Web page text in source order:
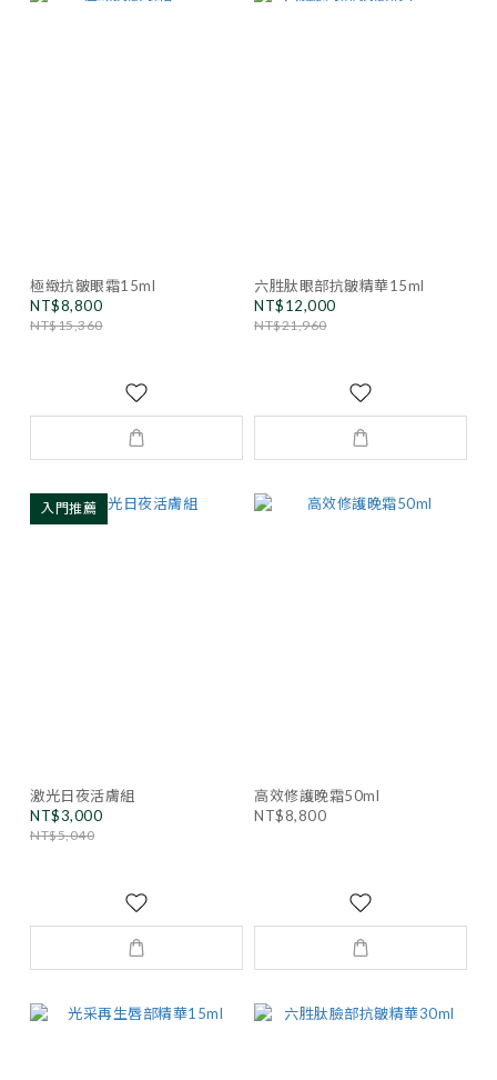
極緻抗皺眼霜15ml
NT$8,800
NT$15,360
六胜肽眼部抗皺精華15ml
NT$12,000
NT$21,960
入門推薦
激光日夜活膚組
NT$3,000
NT$5,040
高效修護晚霜50ml
NT$8,800